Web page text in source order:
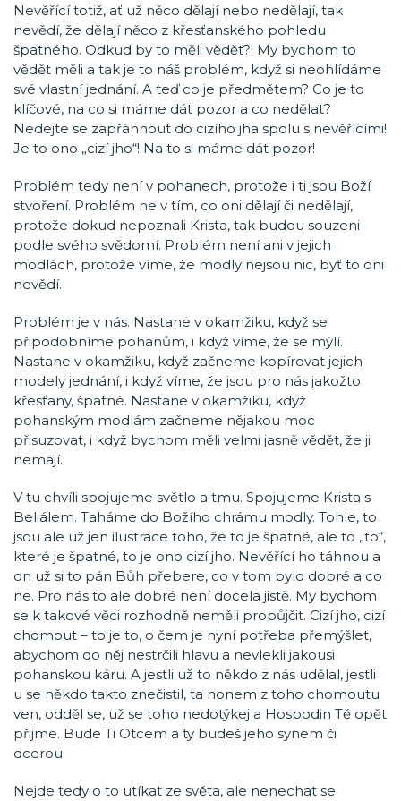
Nevěřící totiž, ať už něco dělají nebo nedělají, tak
nevědí, že dělají něco z křesťanského pohledu
špatného. Odkud by to měli vědět?! My bychom to
vědět měli a tak je to náš problém, když si neohlídáme
své vlastní jednání. A teď co je předmětem? Co je to
klíčové, na co si máme dát pozor a co nedělat?
Nedejte se zapřáhnout do cizího jha spolu s nevěřícími!
Je to ono „cizí jho“! Na to si máme dát pozor!
Problém tedy není v pohanech, protože i ti jsou Boží
stvoření. Problém ne v tím, co oni dělají či nedělají,
protože dokud nepoznali Krista, tak budou souzeni
podle svého svědomí. Problém není ani v jejich
modlách, protože víme, že modly nejsou nic, byť to oni
nevědí.
Problém je v nás. Nastane v okamžiku, když se
připodobníme pohanům, i když víme, že se mýlí.
Nastane v okamžiku, když začneme kopírovat jejich
modely jednání, i když víme, že jsou pro nás jakožto
křesťany, špatné. Nastane v okamžiku, když
pohanským modlám začneme nějakou moc
přisuzovat, i když bychom měli velmi jasně vědět, že ji
nemají.
V tu chvíli spojujeme světlo a tmu. Spojujeme Krista s
Beliálem. Taháme do Božího chrámu modly. Tohle, to
jsou ale už jen ilustrace toho, že to je špatné, ale to „to“,
které je špatné, to je ono cizí jho. Nevěřící ho táhnou a
on už si to pán Bůh přebere, co v tom bylo dobré a co
ne. Pro nás to ale dobré není docela jistě. My bychom
se k takové věci rozhodně neměli propůjčit. Cizí jho, cizí
chomout – to je to, o čem je nyní potřeba přemýšlet,
abychom do něj nestrčili hlavu a nevlekli jakousi
pohanskou káru. A jestli už to někdo z nás udělal, jestli
u se někdo takto znečistil, ta honem z toho chomoutu
ven, odděl se, už se toho nedotýkej a Hospodin Tě opět
přijme. Bude Ti Otcem a ty budeš jeho synem či
dcerou.
Nejde tedy o to utíkat ze světa, ale nenechat se